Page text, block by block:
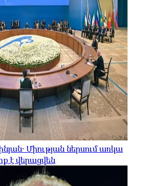
Միության ներսում առկա
է վերացվեն